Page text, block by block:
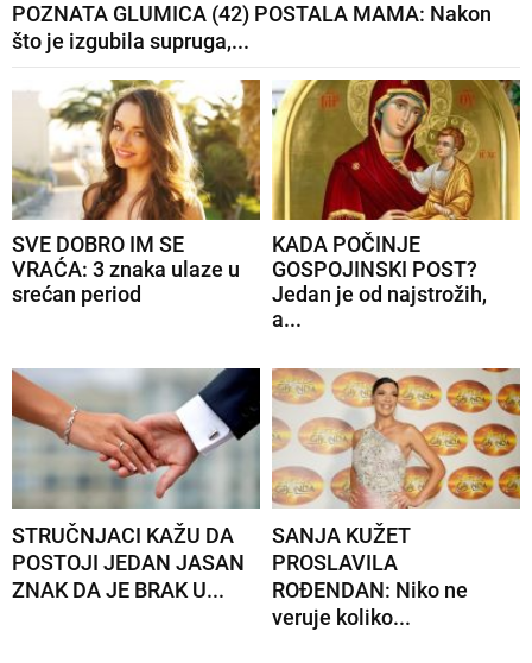
POZNATA GLUMICA (42) POSTALA MAMA: Nakon
što je izgubila supruga,...
SVE DOBRO IM SE
VRAĆA: 3 znaka ulaze u
srećan period
KADA POČINJE
GOSPOJINSKI POST?
Jedan je od najstrožih,
a...
STRUČNJACI KAŽU DA
POSTOJI JEDAN JASAN
ZNAK DA JE BRAK U...
SANJA KUŽET
PROSLAVILA
ROĐENDAN: Niko ne
veruje koliko...